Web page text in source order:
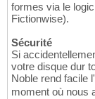
formes via le
Fictionwise).
Sécurité
Si
votre disque dur
Noble rend facile
moment où nous